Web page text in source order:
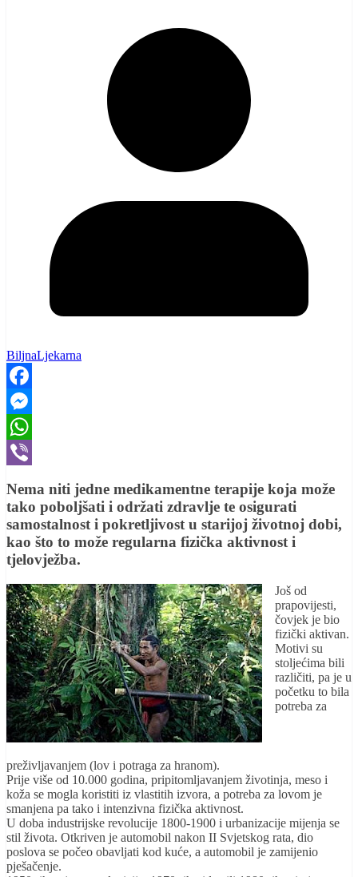
BiljnaLjekarna
Facebook
Messenger
WhatsApp
Nema niti jedne medikamentne terapije koja može
tako poboljšati i održati zdravlje te osigurati
samostalnost i pokretljivost u starijoj životnoj dobi,
kao što to može regularna fizička aktivnost i
tjelovježba.
Još od
prapovijesti,
čovjek je bio
fizički aktivan.
Motivi su
stoljećima bili
različiti, pa je u
početku to bila
potreba za
preživljavanjem (lov i potraga za hranom).
Prije više od 10.000 godina, pripitomljavanjem životinja, meso i
koža se mogla koristiti iz vlastitih izvora, a potreba za lovom je
smanjena pa tako i intenzivna fizička aktivnost.
U doba industrijske revolucije 1800-1900 i urbanizacije mijenja se
stil života. Otkriven je automobil nakon II Svjetskog rata, dio
poslova se počeo obavljati kod kuće, a automobil je zamijenio
pješačenje.